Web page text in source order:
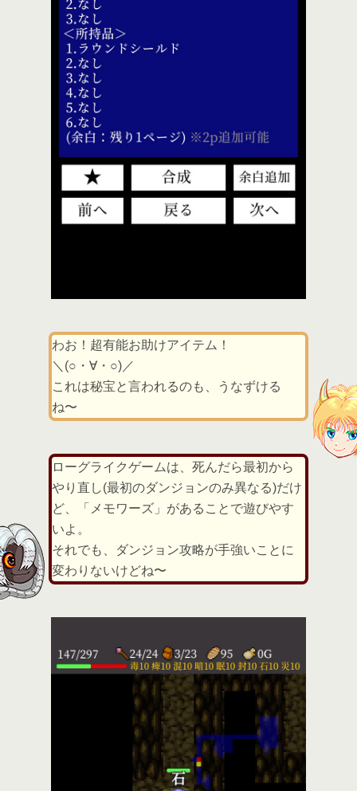
わお！超有能お助けアイテム！
＼(○・∀・○)／
これは秘宝と言われるのも、うなずける
ね〜
ローグライクゲームは、死んだら最初から
やり直し(最初のダンジョンのみ異なる)だけ
ど、「メモワーズ」があることで遊びやす
いよ。
それでも、ダンジョン攻略が手強いことに
変わりないけどね〜